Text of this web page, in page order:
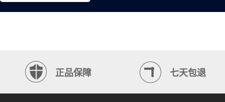
正品保障 七天包退